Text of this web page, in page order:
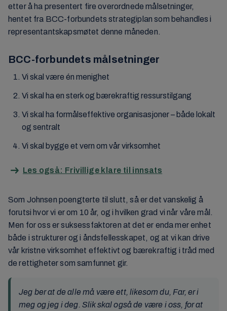
etter å ha presentert fire overordnede målsetninger,
hentet fra BCC-forbundets strategiplan som behandles i
representantskapsmøtet denne måneden.
BCC-forbundets målsetninger
Vi skal være én menighet
Vi skal ha en sterk og bærekraftig ressurstilgang
Vi skal ha formålseffektive organisasjoner – både lokalt
og sentralt
Vi skal bygge et vern om vår virksomhet
Les også: Frivillige klare til innsats
Som Johnsen poengterte til slutt, så er det vanskelig å
forutsi hvor vi er om 10 år, og i hvilken grad vi når våre mål.
Men for oss er suksessfaktoren at det er enda mer enhet
både i strukturer og i åndsfellesskapet, og at vi kan drive
vår kristne virksomhet effektivt og bærekraftig i tråd med
de rettigheter som samfunnet gir.
Jeg ber at de alle må være ett, likesom du, Far, er i
meg og jeg i deg. Slik skal også de være i oss, for at